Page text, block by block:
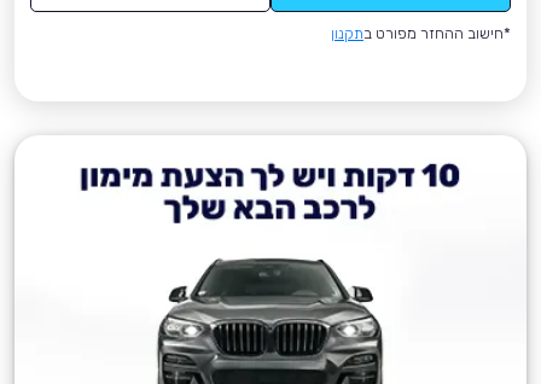
*חישוב ההחזר מפורט בתקנון